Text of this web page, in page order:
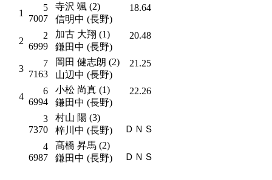
1
5
7007
寺沢 颯 (2)
信明中 (長野)
18.64
2
2
6999
加古 大翔 (1)
鎌田中 (長野)
20.48
3
7
7163
岡田 健志朗 (2)
山辺中 (長野)
21.25
4
6
6994
小松 尚真 (1)
鎌田中 (長野)
22.26
3
7370
村山 陽 (3)
梓川中 (長野)
ＤＮＳ
4
6987
髙橋 昇馬 (2)
鎌田中 (長野)
ＤＮＳ